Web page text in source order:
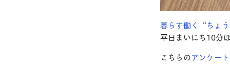
暮らす働く“ちょ
平日まいにち10分
こちらのアンケート